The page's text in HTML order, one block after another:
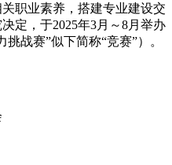
职业素养，搭建专业建设交
定，于2025年3月～8月举办
战赛”似下简称“竞赛”）。